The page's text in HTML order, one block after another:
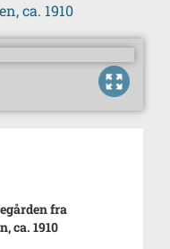
ca. 1910
fra
ca. 1910